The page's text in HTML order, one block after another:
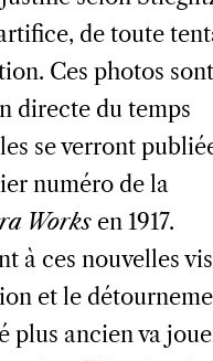
de toute
Ces photos sont
directe du temps
se verront
numéro de la
Worksen 1917.
à ces nouvelles
et le
plus ancien va